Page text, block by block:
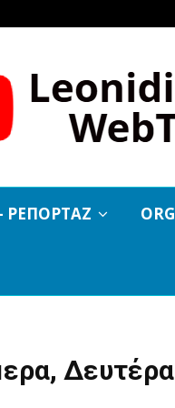
ΡΕΠΟΡΤΑΖ